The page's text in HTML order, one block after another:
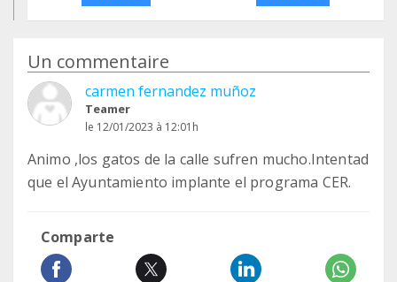
Un commentaire
carmen fernandez muñoz
Teamer
le 12/01/2023 à 12:01h
Animo ,los gatos de la calle sufren mucho.Intentad
que el Ayuntamiento implante el programa CER.
Comparte